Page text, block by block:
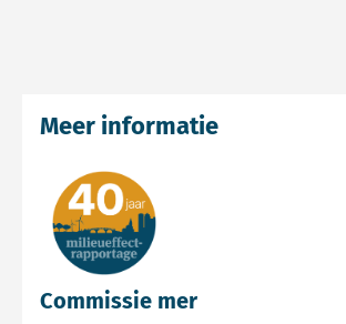
Commissie mer
Meer informatie